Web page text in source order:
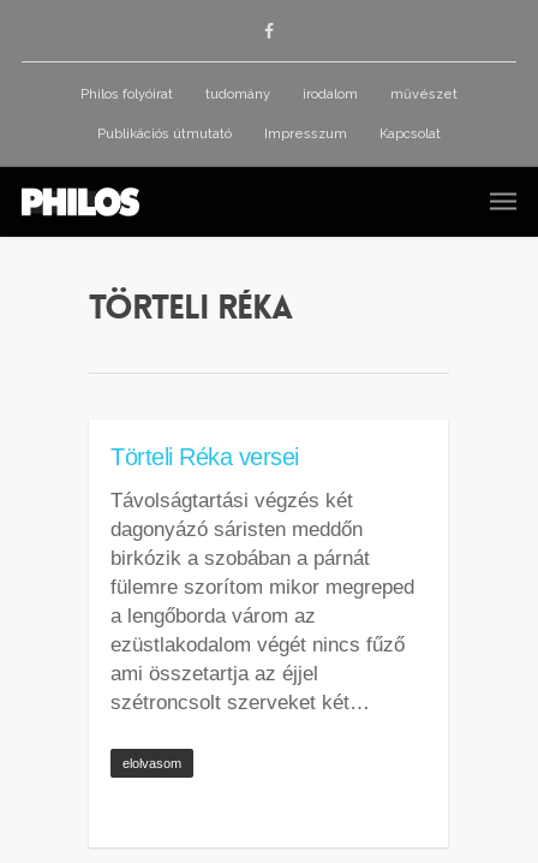
Philos folyóirat tudomány irodalom művészet
Publikációs útmutató Impresszum Kapcsolat
Törteli Réka
Törteli Réka versei
Távolságtartási végzés két
dagonyázó sáristen meddőn
birkózik a szobában a párnát
fülemre szorítom mikor megreped
a lengőborda várom az
ezüstlakodalom végét nincs fűző
ami összetartja az éjjel
szétroncsolt szerveket két…
elolvasom